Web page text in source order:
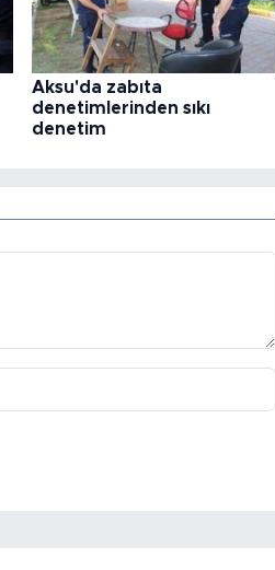
Aksu'da zabıta
denetimlerinden sıkı
denetim